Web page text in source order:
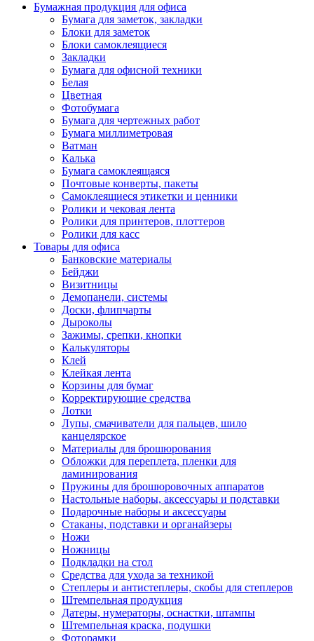
Бумажная продукция для офиса
Бумага для заметок, закладки
Блоки для заметок
Блоки самоклеящиеся
Закладки
Бумага для офисной техники
Белая
Цветная
Фотобумага
Бумага для чертежных работ
Бумага миллиметровая
Ватман
Калька
Бумага самоклеящаяся
Почтовые конверты, пакеты
Самоклеящиеся этикетки и ценники
Ролики и чековая лента
Ролики для принтеров, плоттеров
Ролики для касс
Товары для офиса
Банковские материалы
Бейджи
Визитницы
Демопанели, системы
Доски, флипчарты
Дыроколы
Зажимы, срепки, кнопки
Калькуляторы
Клей
Клейкая лента
Корзины для бумаг
Корректирующие средства
Лотки
Лупы, смачиватели для пальцев, шило
канцелярское
Материалы для брошюрования
Обложки для переплета, пленки для
ламинирования
Пружины для брошюровочных аппаратов
Настольные наборы, аксессуары и подставки
Подарочные наборы и аксессуары
Стаканы, подставки и органайзеры
Ножи
Ножницы
Подкладки на стол
Средства для ухода за техникой
Степлеры и антистеплеры, скобы для степлеров
Штемпельная продукция
Датеры, нумераторы, оснастки, штампы
Штемпельная краска, подушки
Фоторамки